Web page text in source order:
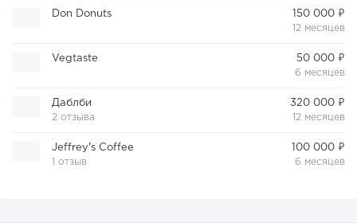
Don Donuts
150 000 ₽
12 месяцев
Vegtaste
50 000 ₽
6 месяцев
Даблби
2 отзыва
320 000 ₽
12 месяцев
Jeffrey's Coffee
1 отзыв
100 000 ₽
6 месяцев